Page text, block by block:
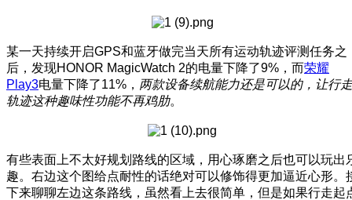
某一天持续开启GPS和蓝牙做完当天所有运动轨迹评测任务之
后，发现HONOR MagicWatch 2的电量下降了9%，而荣耀
Play3电量下降了11%， 两款设备续航能力还是可以的，让行走
轨迹这种趣味性功能不再鸡肋。
有些表面上不太好规划路线的区域，用心琢磨之后也可以玩出
趣。右边这个图给点耐性的话绝对可以修饰得更加逼近心形。
下来聊聊左边这条路线，虽然看上去很简单，但是如果行走起